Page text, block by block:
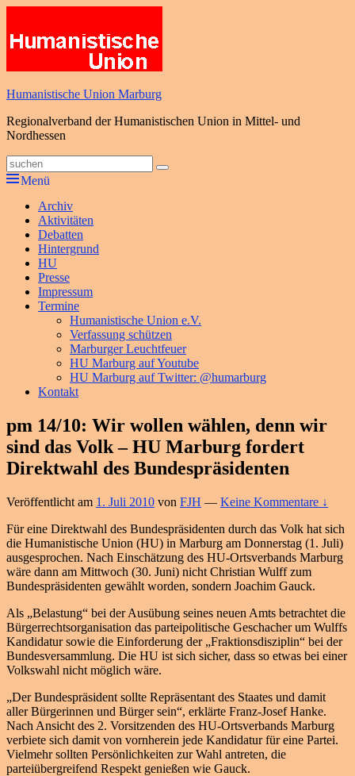
springen
Humanistische Union Marburg
Regionalverband der Humanistischen Union in Mittel- und
Nordhessen
Suche
nach:
Suchen
Menü
Primäres
Menü
Archiv
Aktivitäten
Debatten
Hintergrund
HU
Presse
Impressum
Termine
Humanistische Union e.V.
Verfassung schützen
Marburger Leuchtfeuer
HU Marburg auf Youtube
HU Marburg auf Twitter: @humarburg
Kontakt
pm 14/10: Wir wollen wählen, denn wir
sind das Volk – HU Marburg fordert
Direktwahl des Bundespräsidenten
Veröffentlicht am 1. Juli 2010 von FJH — Keine Kommentare ↓
Für eine Direktwahl des Bundespräsidenten durch das Volk hat sich
die Humanistische Union (HU) in Marburg am Donnerstag (1. Juli)
ausgesprochen. Nach Einschätzung des HU-Ortsverbands Marburg
wäre dann am Mittwoch (30. Juni) nicht Christian Wulff zum
Bundespräsidenten gewählt worden, sondern Joachim Gauck.
Als „Belastung“ bei der Ausübung seines neuen Amts betrachtet die
Bürgerrechtsorganisation das parteipolitische Geschacher um Wulffs
Kandidatur sowie die Einforderung der „Fraktionsdisziplin“ bei der
Bundesversammlung. Die HU ist sich sicher, dass so etwas bei einer
Volkswahl nicht möglich wäre.
„Der Bundespräsident sollte Repräsentant des Staates und damit
aller Bürgerinnen und Bürger sein“, erklärte Franz-Josef Hanke.
Nach Ansicht des 2. Vorsitzenden des HU-Ortsverbands Marburg
verbiete sich damit von vornherein jede Kandidatur für eine Partei.
Vielmehr sollten Persönlichkeiten zur Wahl antreten, die
parteiübergreifend Respekt genießen wie Gauck.